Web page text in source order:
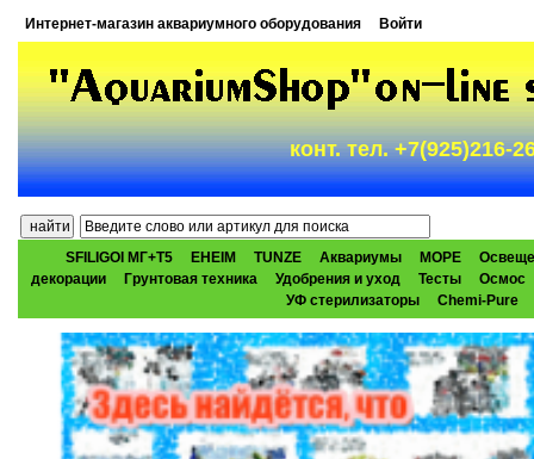
Интернет-магазин аквариумного оборудования Войти
конт. тел. +7(925)216-
SFILIGOI МГ+Т5 EHEIM TUNZE Аквариумы МОРЕ
декорации
Грунтовая техника Удобрения и уход Тесты
Осмос
УФ стерилизаторы
Chemi-Pure